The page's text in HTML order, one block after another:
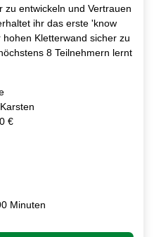
zu entwickeln und Vertrauen
ihr das erste 'know
Kletterwand sicher zu
8 Teilnehmern lernt
€
Minuten